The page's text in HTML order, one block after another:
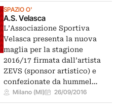
SPAZIO O'
A.S. Velasca
L’Associazione Sportiva
Velasca presenta la nuova
maglia per la stagione
2016/17 firmata dall’artista
ZEVS (sponsor artistico) e
confezionate da hummel…
Milano (MI) 26/09/2016